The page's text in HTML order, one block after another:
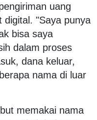
uang
digital. "Saya punya
bisa saya
dalam proses
dana keluar,
nama di luar
memakai nama